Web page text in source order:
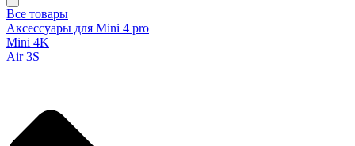
Все товары
Аксессуары для Mini 4 pro
Mini 4K
Air 3S